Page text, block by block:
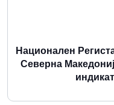
Национален
Северна